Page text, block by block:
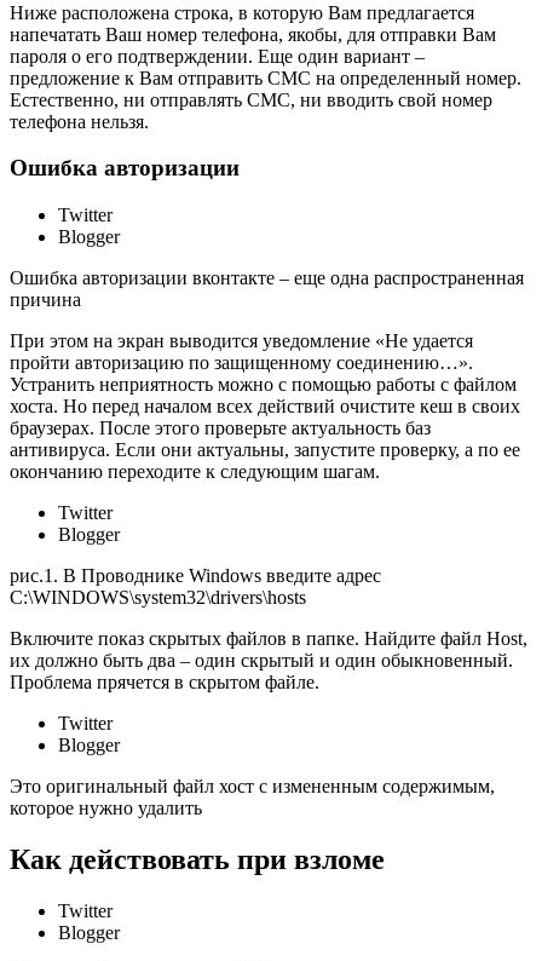
Ниже расположена строка, в которую Вам предлагается
напечатать Ваш номер телефона, якобы, для отправки Вам
пароля о его подтверждении. Еще один вариант –
предложение к Вам отправить СМС на определенный номер.
Естественно, ни отправлять СМС, ни вводить свой номер
телефона нельзя.
Ошибка авторизации
Twitter
Blogger
Ошибка авторизации вконтакте – еще одна распространенная
причина
При этом на экран выводится уведомление «Не удается
пройти авторизацию по защищенному соединению…».
Устранить неприятность можно с помощью работы с файлом
хоста. Но перед началом всех действий очистите кеш в своих
браузерах. После этого проверьте актуальность баз
антивируса. Если они актуальны, запустите проверку, а по ее
окончанию переходите к следующим шагам.
Twitter
Blogger
рис.1. В Проводнике Windows введите адрес
C:\WINDOWS\system32\drivers\hosts
Включите показ скрытых файлов в папке. Найдите файл Host,
их должно быть два – один скрытый и один обыкновенный.
Проблема прячется в скрытом файле.
Twitter
Blogger
Это оригинальный файл хост с измененным содержимым,
которое нужно удалить
Как действовать при взломе
Twitter
Blogger